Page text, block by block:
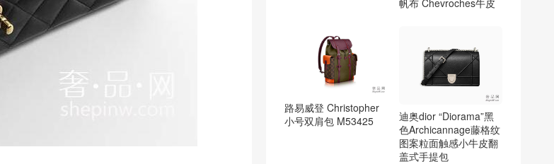
帆布 Chevroches牛皮
路易威登 Christopher
小号双肩包 M53425
迪奥dior “Diorama”黑
色Archicannage藤格纹
图案粒面触感小牛皮翻
盖式手提包